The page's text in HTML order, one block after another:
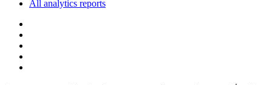
All analytics reports